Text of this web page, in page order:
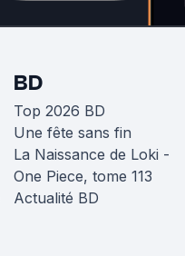
BD
Top 2026 BD
Une fête sans fin
La Naissance de Loki -
One Piece, tome 113
Actualité BD